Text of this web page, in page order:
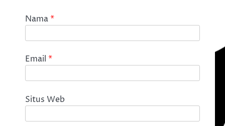
Nama*
Email *
Situs Web